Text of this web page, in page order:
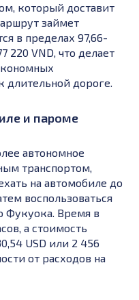
который доставит
займет
в пределах 97,66-
220 VND, что делает
длительной дороге.
и пароме
автономное
транспортом,
на автомобиле до
воспользоваться
Фукуока. Время в
а стоимость
USD или 2 456
от расходов на